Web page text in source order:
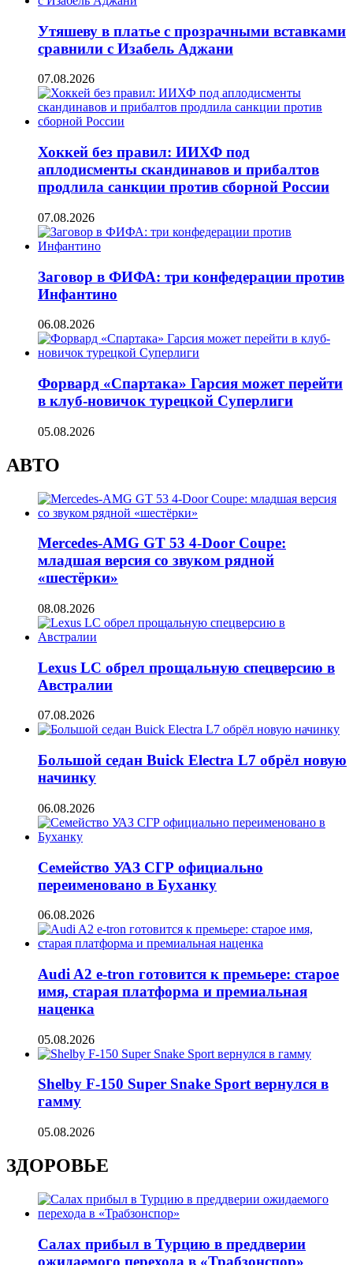
Утяшеву в платье с прозрачными вставками
сравнили с Изабель Аджани
07.08.2026
Хоккей без правил: ИИХФ под
аплодисменты скандинавов и прибалтов
продлила санкции против сборной России
07.08.2026
Заговор в ФИФА: три конфедерации против
Инфантино
06.08.2026
Форвард «Спартака» Гарсия может перейти
в клуб-новичок турецкой Суперлиги
05.08.2026
АВТО
Mercedes-AMG GT 53 4-Door Coupe:
младшая версия со звуком рядной
«шестёрки»
08.08.2026
Lexus LC обрел прощальную спецверсию в
Австралии
07.08.2026
Большой седан Buick Electra L7 обрёл новую
начинку
06.08.2026
Семейство УАЗ СГР официально
переименовано в Буханку
06.08.2026
Audi A2 e-tron готовится к премьере: старое
имя, старая платформа и премиальная
наценка
05.08.2026
Shelby F-150 Super Snake Sport вернулся в
гамму
05.08.2026
ЗДОРОВЬЕ
Салах прибыл в Турцию в преддверии
ожидаемого перехода в «Трабзонспор»